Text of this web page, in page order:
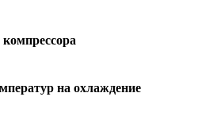
на охлаждение